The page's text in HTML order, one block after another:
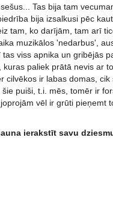
Tas bija tam
bija izsalkusi pēc
tam, ko darījām, tam arī
muzikālos 'nedarbus',
viss apnika un gribējās
paliek prātā nevis ar
cilvēkos ir labas domas,
puiši, t.i. mēs, tomēr ir
vēl ir grūti pieņemt
ierakstīt savu